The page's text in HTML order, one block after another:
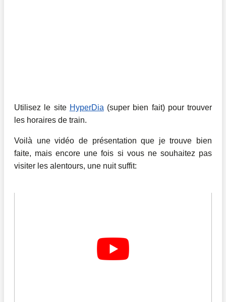
Utilisez le site HyperDia (super bien fait) pour trouver
les horaires de train.
Voilà une vidéo de présentation que je trouve bien
faite, mais encore une fois si vous ne souhaitez pas
visiter les alentours, une nuit suffit: